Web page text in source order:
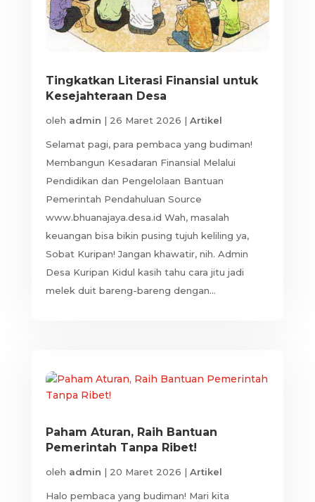
Tingkatkan Literasi Finansial untuk
Kesejahteraan Desa
oleh admin | 26 Maret 2026 | Artikel
Selamat pagi, para pembaca yang budiman!
Membangun Kesadaran Finansial Melalui
Pendidikan dan Pengelolaan Bantuan
Pemerintah Pendahuluan Source
www.bhuanajaya.desa.id Wah, masalah
keuangan bisa bikin pusing tujuh keliling ya,
Sobat Kuripan! Jangan khawatir, nih. Admin
Desa Kuripan Kidul kasih tahu cara jitu jadi
melek duit bareng-bareng dengan...
Paham Aturan, Raih Bantuan
Pemerintah Tanpa Ribet!
oleh admin | 20 Maret 2026 | Artikel
Halo pembaca yang budiman! Mari kita